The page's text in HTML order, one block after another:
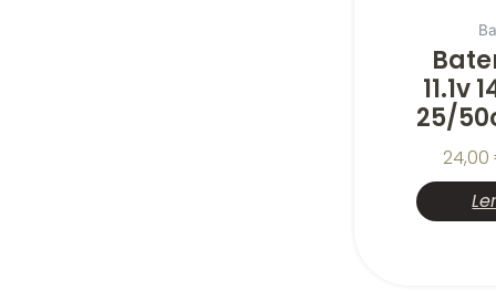
11.1v
25/
24,00